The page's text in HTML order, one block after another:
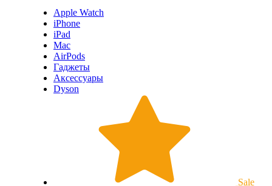
Apple Watch
iPhone
iPad
Mac
AirPods
Гаджеты
Аксессуары
Dyson
Sale